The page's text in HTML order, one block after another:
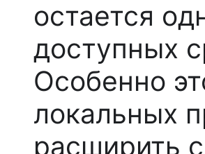
остается
доступных
Особенно
локальных
расширить